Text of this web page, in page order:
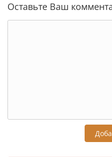
Оставьте Ваш